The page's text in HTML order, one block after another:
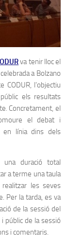
va tenir lloc el
a Bolzano
l’objectiu
els resultats
Concretament, el
el debat i
en línia dins dels
duració total
a terme una taula
les seves
Per la tarda, es va
de la sessió del
públic de la sessió
i comentaris.